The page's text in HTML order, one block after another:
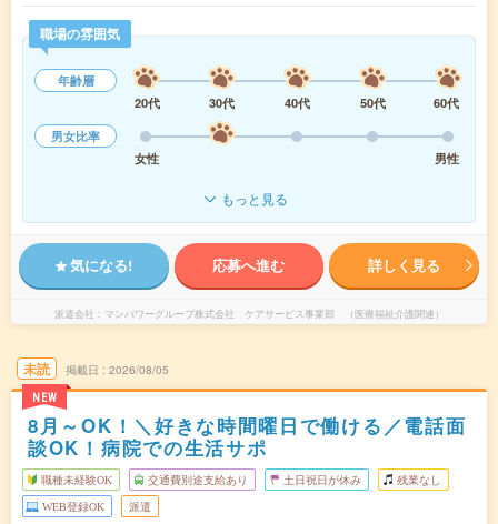
職場の雰囲気
年齢層
20代
30代 40代 50代
60代
男女比率
女性
男性
もっと見る
気になる! 応募へ進む 詳しく見る
派遣会社 マンパワーグループ株式会社 ケアサービス事業部 （医療福祉介護関連）
未読
NEW
掲載日 2026/08/05
8月～OK！＼好きな時間曜日で働ける／電話面
談OK！病院での生活サポ
職種未経験OK 交通費別途支給あり 土日祝日が休み 残業なし
WEB登録OK 派遣